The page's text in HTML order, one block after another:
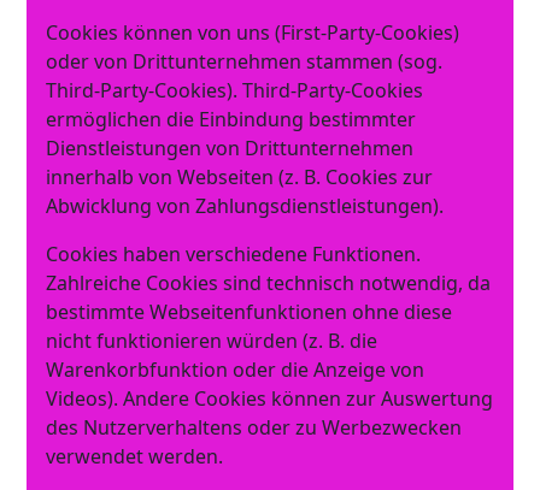
Cookies können von uns (First-Party-Cookies)
oder von Drittunternehmen stammen (sog.
Third-Party-Cookies). Third-Party-Cookies
ermöglichen die Einbindung bestimmter
Dienstleistungen von Drittunternehmen
innerhalb von Webseiten (z. B. Cookies zur
Abwicklung von Zahlungsdienstleistungen).
Cookies haben verschiedene Funktionen.
Zahlreiche Cookies sind technisch notwendig, da
bestimmte Webseitenfunktionen ohne diese
nicht funktionieren würden (z. B. die
Warenkorbfunktion oder die Anzeige von
Videos). Andere Cookies können zur Auswertung
des Nutzerverhaltens oder zu Werbezwecken
verwendet werden.